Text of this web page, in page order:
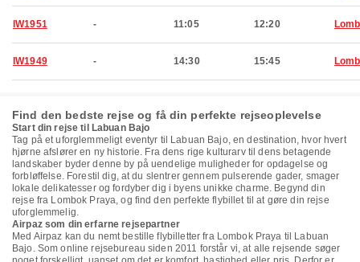
IW1951 - 11:05 12:20
IW1949 - 14:30 15:45
Find den bedste rejse og få din perfekte rejseoplevelse
Start din rejse til Labuan Bajo
Tag på et uforglemmeligt eventyr til Labuan Bajo, en destination, hvor hvert
hjørne afslører en ny historie. Fra dens rige kulturarv til dens betagende
landskaber byder denne by på uendelige muligheder for opdagelse og
forbløffelse. Forestil dig, at du slentrer gennem pulserende gader, smager
lokale delikatesser og fordyber dig i byens unikke charme. Begynd din
rejse fra Lombok Praya, og find den perfekte flybillet til at gøre din rejse
uforglemmelig.
Airpaz som din erfarne rejsepartner
Med Airpaz kan du nemt bestille flybilletter fra Lombok Praya til Labuan
Bajo. Som online rejsebureau siden 2011 forstår vi, at alle rejsende søger